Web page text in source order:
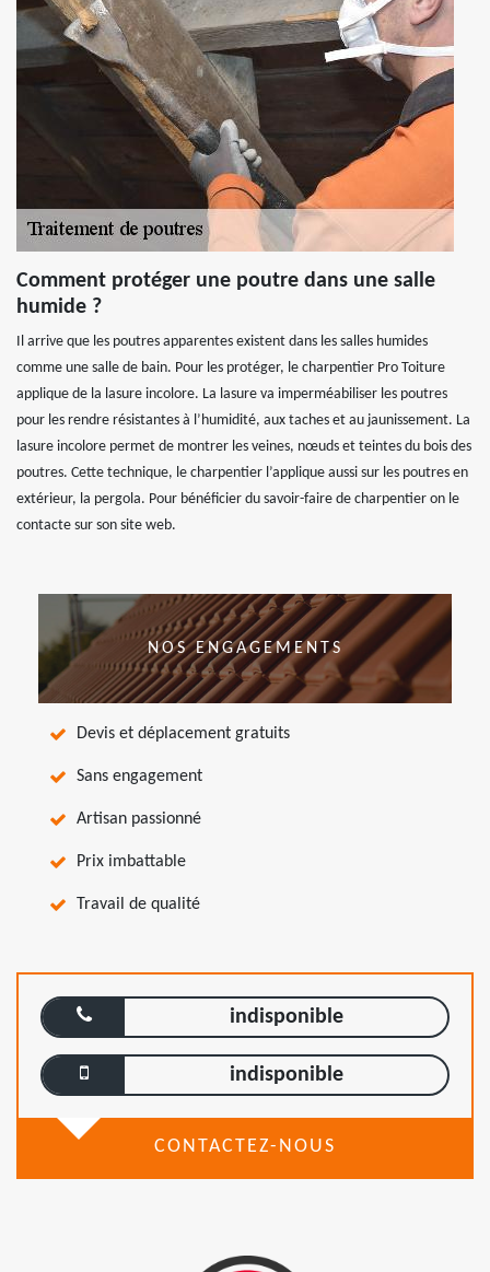
Comment protéger une poutre dans une salle
humide ?
Il arrive que les poutres apparentes existent dans les salles humides
comme une salle de bain. Pour les protéger, le charpentier Pro Toiture
applique de la lasure incolore. La lasure va imperméabiliser les poutres
pour les rendre résistantes à l’humidité, aux taches et au jaunissement. La
lasure incolore permet de montrer les veines, nœuds et teintes du bois des
poutres. Cette technique, le charpentier l’applique aussi sur les poutres en
extérieur, la pergola. Pour bénéficier du savoir-faire de charpentier on le
contacte sur son site web.
NOS ENGAGEMENTS
Devis et déplacement gratuits
Sans engagement
Artisan passionné
Prix imbattable
Travail de qualité
indisponible
indisponible
CONTACTEZ-NOUS